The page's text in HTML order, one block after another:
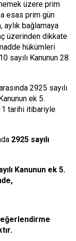
üzere prim
esas prim gün
aylık bağlamaya
üzerinden dikkate
hükümleri
sayılı Kanunun 28.
2925 sayılı
ek 5.
tarihi itibariyle
2925 sayılı
Kanunun ek 5.